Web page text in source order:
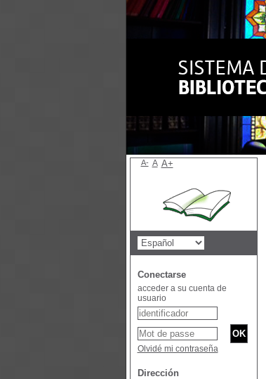
A- A A+
Conectarse
acceder a su cuenta de
usuario
Olvidé mi contraseña
Dirección